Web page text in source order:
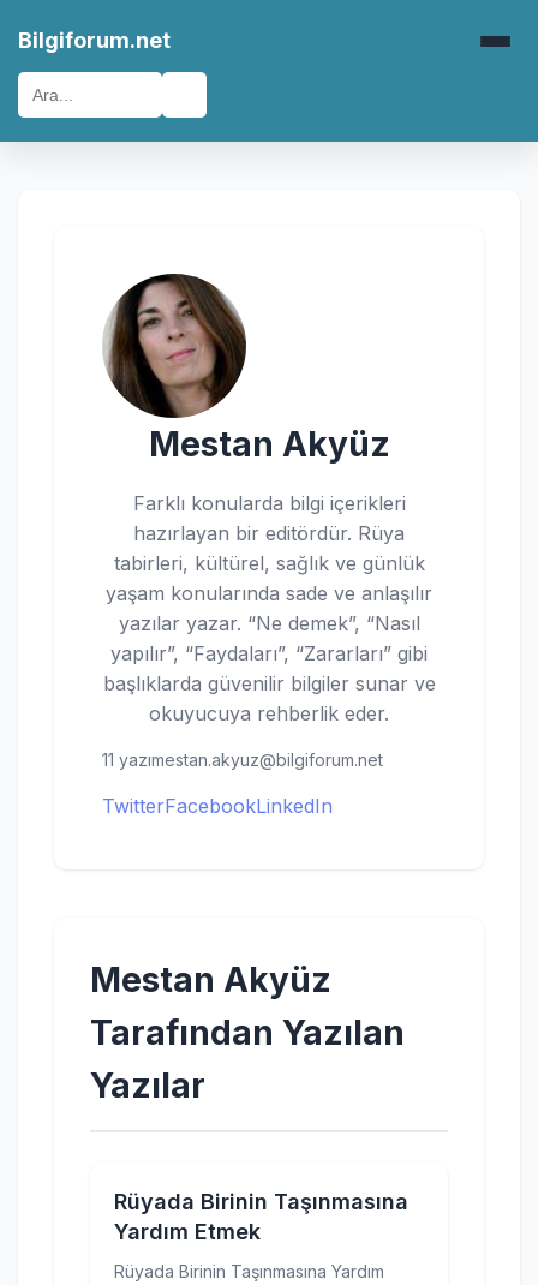
Bilgiforum.net
Mestan Akyüz
Farklı konularda bilgi içerikleri
hazırlayan bir editördür. Rüya
tabirleri, kültürel, sağlık ve günlük
yaşam konularında sade ve anlaşılır
yazılar yazar. “Ne demek”, “Nasıl
yapılır”, “Faydaları”, “Zararları” gibi
başlıklarda güvenilir bilgiler sunar ve
okuyucuya rehberlik eder.
11 yazımestan.akyuz@bilgiforum.net
TwitterFacebookLinkedIn
Mestan Akyüz
Tarafından Yazılan
Yazılar
Rüyada Birinin Taşınmasına
Yardım Etmek
Rüyada Birinin Taşınmasına Yardım